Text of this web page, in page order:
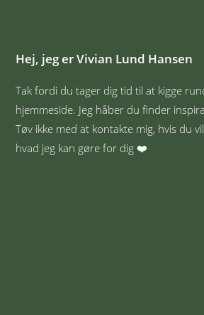
Hej, jeg er Vivian Lund Hansen
Tak fordi du tager dig tid til at kigge
hjemmeside. Jeg håber du finder
Tøv ikke med at kontakte mig, hvis du
hvad jeg kan gøre for dig ❤️